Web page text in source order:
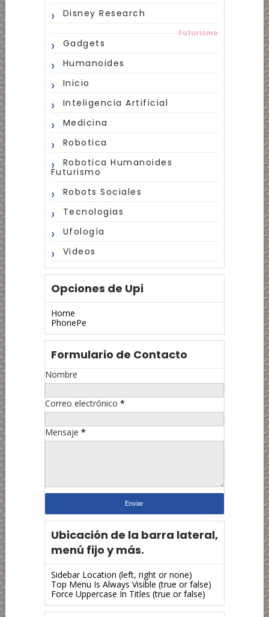
Disney Research
Futurismo
Gadgets
Humanoides
Inicio
Inteligencia Artificial
Medicina
Robotica
Robotica Humanoides
Futurismo
Robots Sociales
Tecnologias
Ufología
Videos
Opciones de Upi
Home
PhonePe
Formulario de Contacto
Nombre
Correo electrónico *
Mensaje *
Ubicación de la barra lateral,
menú fijo y más.
Sidebar Location (left, right or none)
Top Menu Is Always Visible (true or false)
Force Uppercase In Titles (true or false)